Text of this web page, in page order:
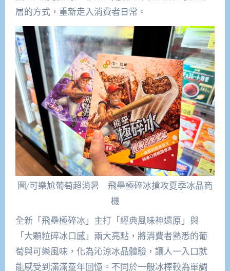
層的方式，重新走入消費者日常。
圖/可樂尬葡萄超消暑 飛壘極碎冰搶攻夏季冰品商
機
全新「飛壘極碎冰」主打「經典風味神還原」與
「大顆粒碎冰口感」兩大亮點，將消費者熟悉的葡
萄與可樂風味，化為沁涼冰品體驗，讓人一入口就
能感受到滿滿童年回憶。不同於一般冰棒較為單調